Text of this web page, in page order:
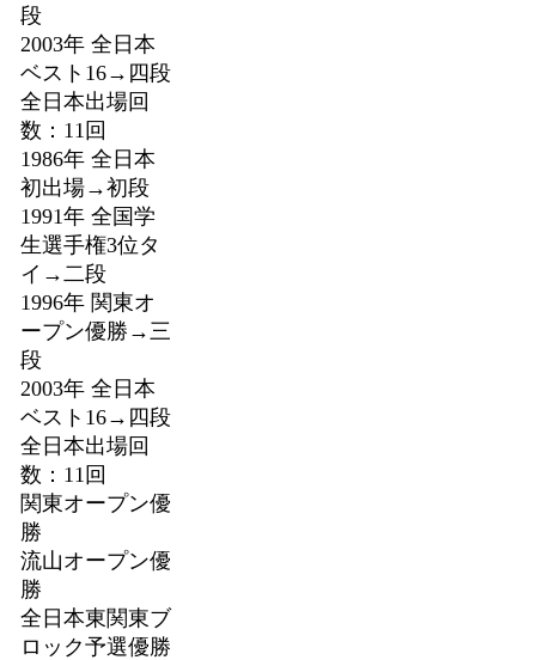
段
2003年 全日本
ベスト16→四段
全日本出場回
数：11回
1986年 全日本
初出場→初段
1991年 全国学
生選手権3位タ
イ→二段
1996年 関東オ
ープン優勝→三
段
2003年 全日本
ベスト16→四段
全日本出場回
数：11回
関東オープン優
勝
流山オープン優
勝
全日本東関東ブ
ロック予選優勝